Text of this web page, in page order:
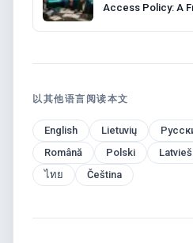
Access Policy: A
以其他语言阅读本文
English Lietuvių
Română
Polski
ไทย
Čeština